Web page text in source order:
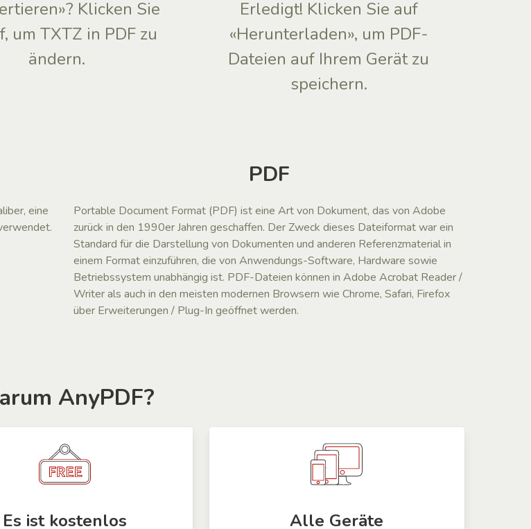
Klicken Sie
um TXTZ in PDF zu
ändern.
Erledigt! Klicken Sie auf
«Herunterladen», um PDF-
Dateien auf Ihrem Gerät zu
speichern.
eine
PDF
Portable Document Format (PDF) ist eine Art von Dokument, das von Adobe
zurück in den 1990er Jahren geschaffen. Der Zweck dieses Dateiformat war ein
Standard für die Darstellung von Dokumenten und anderen Referenzmaterial in
einem Format einzuführen, die von Anwendungs-Software, Hardware sowie
Betriebssystem unabhängig ist. PDF-Dateien können in Adobe Acrobat Reader /
Writer als auch in den meisten modernen Browsern wie Chrome, Safari, Firefox
über Erweiterungen / Plug-In geöffnet werden.
AnyPDF?
Es ist kostenlos Alle Geräte